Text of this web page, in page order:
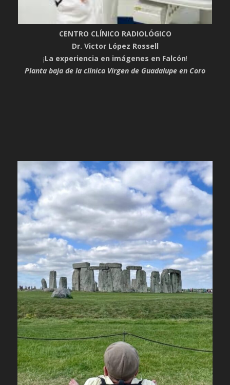
CENTRO CLÍNICO RADIOLÓGICO
Dr. Victor López Rossell
¡La experiencia en imágenes en Falcón!
Planta baja de la clínica Virgen de Guadalupe en Coro